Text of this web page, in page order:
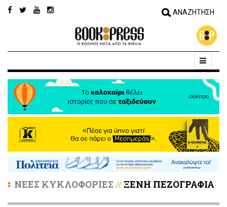
ΝΕΕΣ ΚΥΚΛΟΦΟΡΙΕΣ // ΞΕΝΗ ΠΕΖΟΓΡΑΦΙΑ